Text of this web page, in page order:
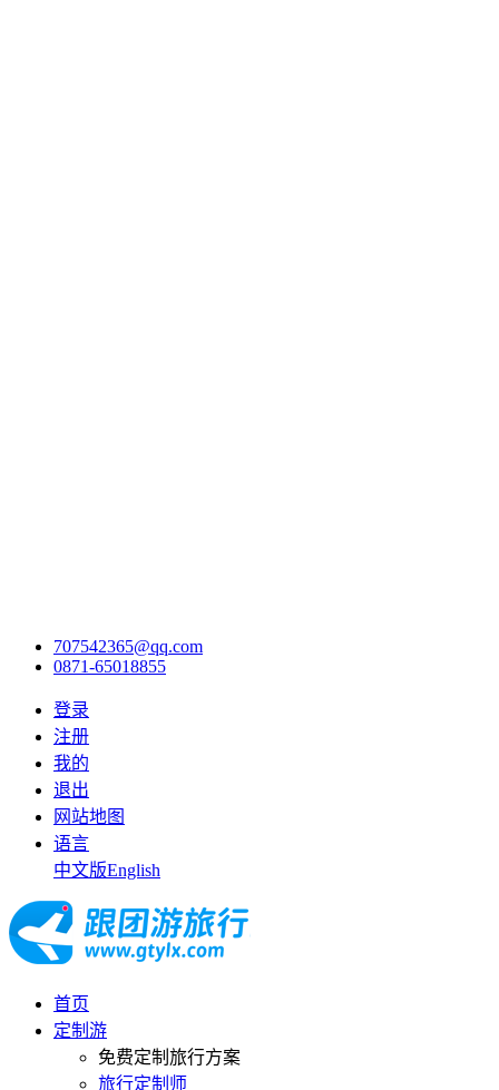
707542365@qq.com
0871-65018855
登录
注册
我的
退出
网站地图
语言
中文版English
首页
定制游
免费定制旅行方案
旅行定制师